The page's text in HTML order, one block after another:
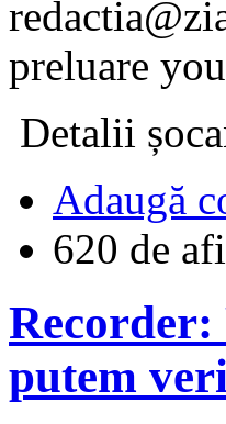
preluare
Detalii
Adaugă
620 de
Recorder:
putem